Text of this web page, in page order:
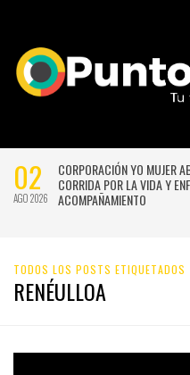
02
AGO 2026
CORPORACIÓN YO MUJER
CORRIDA POR LA VIDA Y
ACOMPAÑAMIENTO
TODOS LOS POSTS ETIQUETADOS
RENÉULLOA